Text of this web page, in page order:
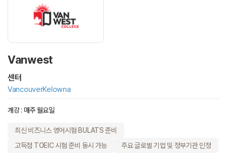
Vanwest
센터
VancouverKelowna
개강 : 매주 월요일
최신 비즈니스 영어시험 BULATS 준비
고득점 TOEIC 시험 준비 동시 가능
주요 글로벌 기업 및 정부기관 인정